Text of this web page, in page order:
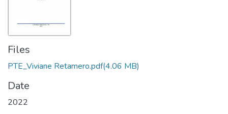
Files
PTE_Viviane Retamero.pdf(4.06 MB)
Date
2022